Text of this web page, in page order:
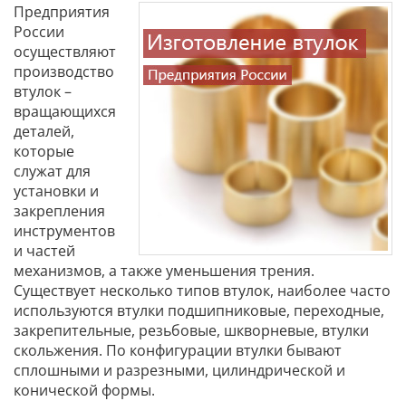
Предприятия
России
осуществляют
производство
втулок –
вращающихся
деталей,
которые
служат для
установки и
закрепления
инструментов
и частей
механизмов, а также уменьшения трения.
Существует несколько типов втулок, наиболее часто
используются втулки подшипниковые, переходные,
закрепительные, резьбовые, шкворневые, втулки
скольжения. По конфигурации втулки бывают
сплошными и разрезными, цилиндрической и
конической формы.